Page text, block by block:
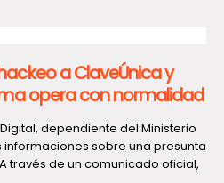
a ClaveÚnica y
opera con normalidad
dependiente del Ministerio
sobre una presunta
través de un comunicado oficial,